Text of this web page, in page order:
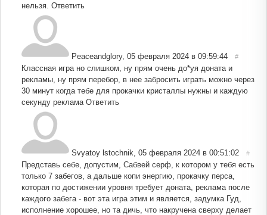
нельзя. Ответить
Peaceandglory, 05 февраля 2024 в 09:59:44 #
Классная игра но слишком, ну прям очень до*уя доната и
рекламы, ну прям перебор, в нее забросить играть можно через
30 минут когда тебе для прокачки кристаллы нужны и каждую
секунду реклама Ответить
Svyatoy lstochnik 05 февраля 2024 в 00:51:02 #
Представь себе, допустим, Сабвей серф, к котором у тебя есть
только 7 забегов, а дальше копи энергию, прокачку перса,
которая по достижении уровня требует доната, реклама после
каждого забега - вот эта игра этим и является, задумка Гуд,
исполнение хорошее, но та дичь, что накручена сверху делает